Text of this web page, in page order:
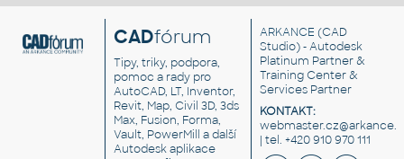
CADfórum
Tipy, triky, podpora,
pomoc a rady pro
AutoCAD, LT, Inventor,
Revit, Map, Civil 3D, 3ds
Max, Fusion, Forma,
Vault, PowerMill a další
Autodesk aplikace
ARKANCE (CAD
Studio) - Autodesk
Platinum Partner &
Training Center &
Services Partner
KONTAKT:
| tel. +420 910 970 111